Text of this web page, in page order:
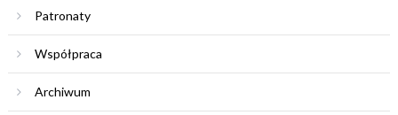
Patronaty
Współpraca
Archiwum